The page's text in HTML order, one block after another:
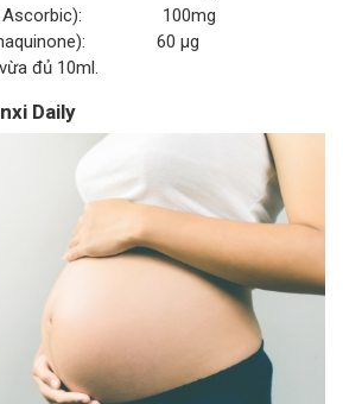
Ascorbic): 100mg
60 µg
đủ 10ml.
Daily